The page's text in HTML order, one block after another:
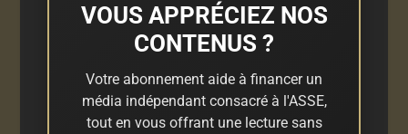
VOUS APPRÉCIEZ NOS
CONTENUS ?
Votre abonnement aide à financer un
média indépendant consacré à l'ASSE,
tout en vous offrant une lecture sans